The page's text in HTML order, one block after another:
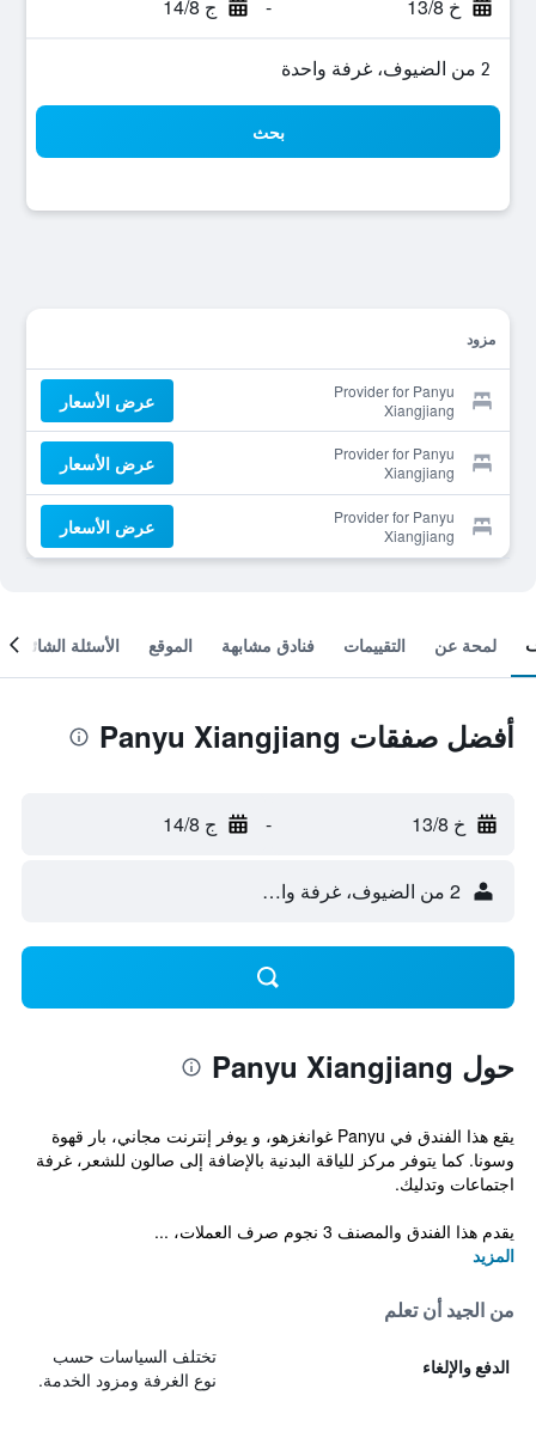
خ 13/8 - ج 14/8
2 من الضيوف، غرفة واحدة
بحث
مزود
Provider for Panyu
Xiangjiang
عرض الأسعار
Provider for Panyu
Xiangjiang
عرض الأسعار
Provider for Panyu
Xiangjiang
عرض الأسعار
لمحة عن التقييمات فنادق مشابهة الموقع الأسئلة الشائعة
أفضل صفقات Panyu Xiangjiang
خ 13/8 - ج 14/8
2 من الضيوف، غرفة واحدة
حول Panyu Xiangjiang
يقع هذا الفندق في Panyu غوانغزهو، و يوفر إنترنت مجاني، بار قهوة
وسونا. كما يتوفر مركز للياقة البدنية بالإضافة إلى صالون للشعر، غرفة
اجتماعات وتدليك.
يقدم هذا الفندق والمصنف 3 نجوم صرف العملات، ...
المزيد
من الجيد أن تعلم
الدفع والإلغاء
تختلف السياسات حسب
نوع الغرفة ومزود الخدمة.